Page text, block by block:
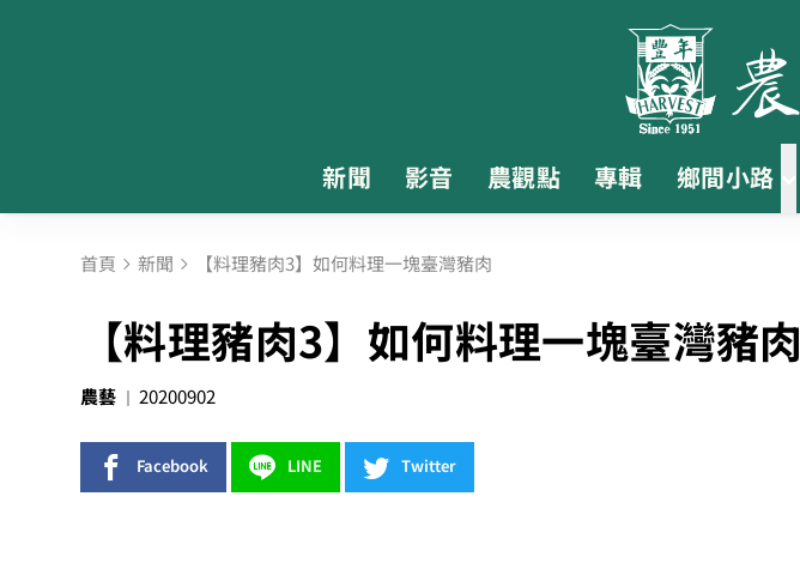
新聞 影音 農觀點 專輯 鄉間小路
首頁 新聞 【料理豬肉3】如何料理一塊臺灣豬肉
【料理豬肉3】如何料理一塊臺灣豬肉
農藝 20200902
Facebook LINE Twitter